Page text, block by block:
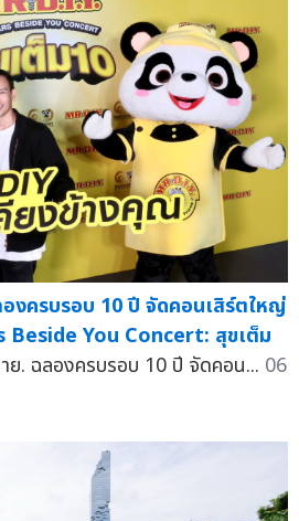
งครบรอบ 10 ปี จัดคอนเสิร์ตใหญ่
Beside You Concert: สุขเต็ม
ย. ฉลองครบรอบ 10 ปี จัดคอน... 06